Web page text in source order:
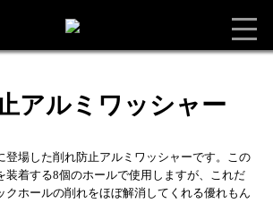
アルミワッシャー
登場した削れ防止アルミワッシャーです。この
装着する8個のホールで使用しますが、これだ
クホールの削れをほぼ解消してくれる優れもん